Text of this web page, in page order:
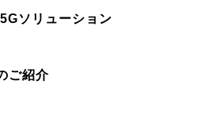
ソリューション
ご紹介